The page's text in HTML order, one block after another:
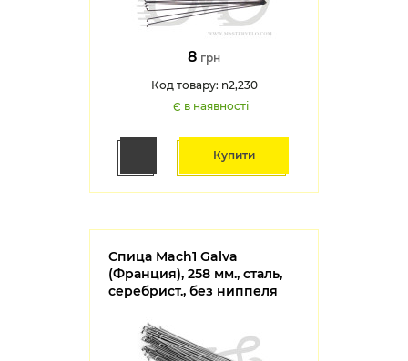
8 грн
Код товару: n2,230
Є в наявності
Купити
Спица Mach1 Galva
(Франция), 258 мм., сталь,
серебрист., без ниппеля